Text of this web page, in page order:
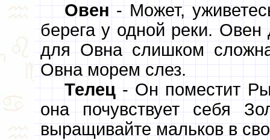
Овен - Может,
берега у одной реки.
для Овна слишком
Овна морем слез.
Телец- Он поместит
она почувствует себя
выращивайте мальков в